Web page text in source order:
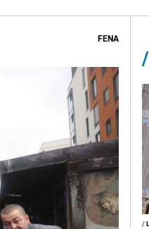
FENA
/
/